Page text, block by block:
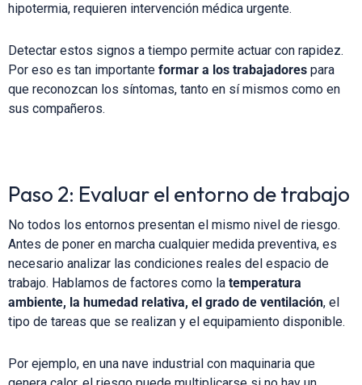
hipotermia, requieren intervención médica urgente.
Detectar estos signos a tiempo permite actuar con rapidez.
Por eso es tan importante formar a los trabajadores para
que reconozcan los síntomas, tanto en sí mismos como en
sus compañeros.
Paso 2: Evaluar el entorno de trabajo
No todos los entornos presentan el mismo nivel de riesgo.
Antes de poner en marcha cualquier medida preventiva, es
necesario analizar las condiciones reales del espacio de
trabajo. Hablamos de factores como la temperatura
ambiente, la humedad relativa, el grado de ventilación, el
tipo de tareas que se realizan y el equipamiento disponible.
Por ejemplo, en una nave industrial con maquinaria que